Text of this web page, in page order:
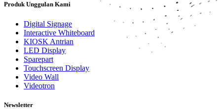
Produk Unggulan Kami
Digital Signage
Interactive Whiteboard
KIOSK Antrian
LED Display
Sparepart
Touchscreen Display
Video Wall
Videotron
Newsletter